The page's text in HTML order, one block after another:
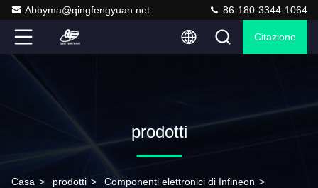
Abbyma@qingfengyuan.net 86-180-3344-1064
Citazione
prodotti
Casa > prodotti > Componenti elettronici di Infineon >